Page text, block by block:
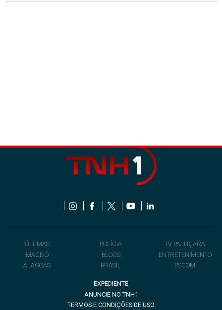
ÚLTIMAS
MACEIÓ
ALAGOAS
POLÍCIA
BLOGS
BRASIL
TV PAJUÇARA
ENTRETENIMENTO
PSCOM
EXPEDIENTE
ANUNCIE NO TNH1
TERMOS E CONDIÇÕES DE USO